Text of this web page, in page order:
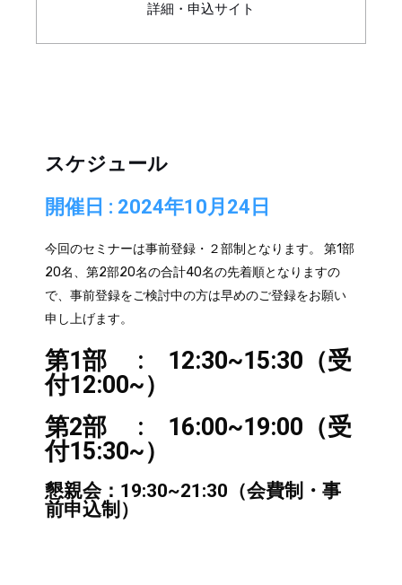
詳細・申込サイト
スケジュール
開催日 : 2024年10月24日
今回のセミナーは事前登録・２部制となります。 第1部
20名、第2部20名の合計40名の先着順となりますの
で、事前登録をご検討中の方は早めのご登録をお願い
申し上げます。
第1部 : 12:30~15:30（受
付12:00~）
第2部 : 16:00~19:00（受
付15:30~）
懇親会：19:30~21:30（会費制・事
前申込制）